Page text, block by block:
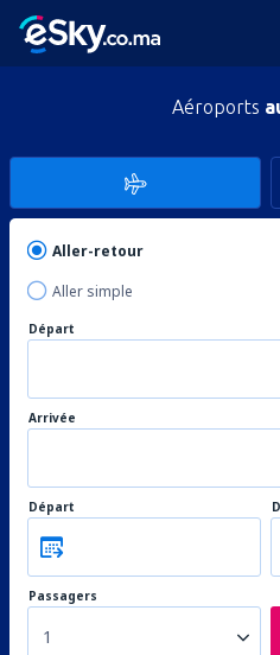
Aéroports
Aller-retour
Aller simple
Départ
Arrivée
Départ
Passagers
1